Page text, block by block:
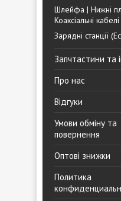
Шлейфа | Нижні
Коаксіальні кабелі
Зарядні станції
Запчтастини та
Про нас
Відгуки
Умови обміну та
повернення
Оптові знижки
Политика